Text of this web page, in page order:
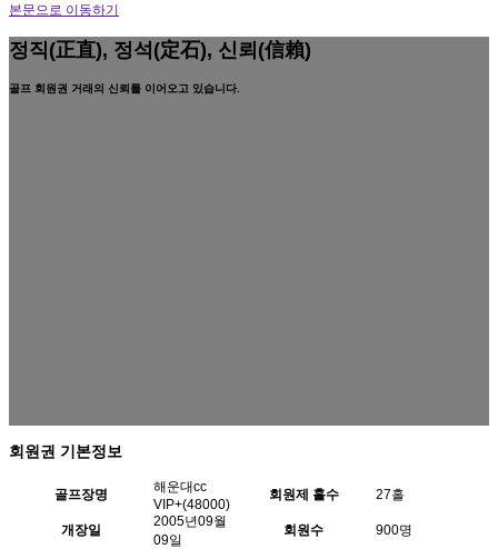
본문으로 이동하기
정직(正直), 정석(定石), 신뢰(信賴)
골프 회원권 거래의 신뢰를 이어오고 있습니다.
회원권 기본정보
골프장명
해운대cc
VIP+(48000)
회원제 홀수 27홀
개장일
2005년09월
09일
회원수 900명